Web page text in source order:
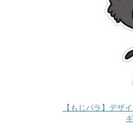
【もじパラ】デ